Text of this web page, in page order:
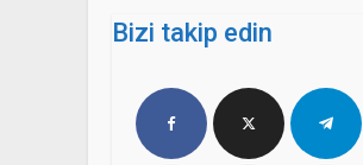
Bizi takip edin